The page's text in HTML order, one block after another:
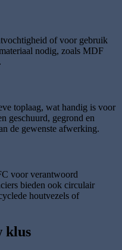
of voor gebruik
nodig, zoals MDF
toplaag, wat handig is voor
geschuurd, gegrond en
de gewenste afwerking.
voor verantwoord
bieden ook circulair
houtvezels of
klus